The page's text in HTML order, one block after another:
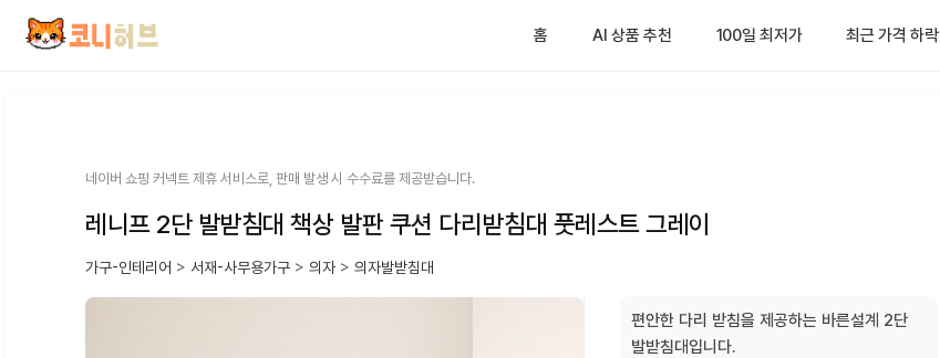
홈 AI 상품 추천 100일 최저가 최근 가격 하락
네이버 쇼핑 커넥트 제휴 서비스로, 판매 발생 시 수수료를 제공받습니다.
레니프 2단 발받침대 책상 발판 쿠션 다리받침대 풋레스트 그레이
가구-인테리어 > 서재-사무용가구 > 의자 > 의자발받침대
편안한 다리 받침을 제공하는 바른설계 2단
발받침대입니다.